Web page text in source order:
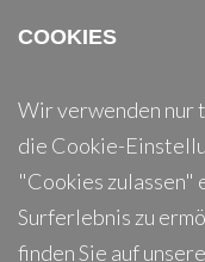
COOKIES
Wir verwenden nur
die Cookie-
"Cookies zulassen"
Surferlebnis zu
finden Sie auf